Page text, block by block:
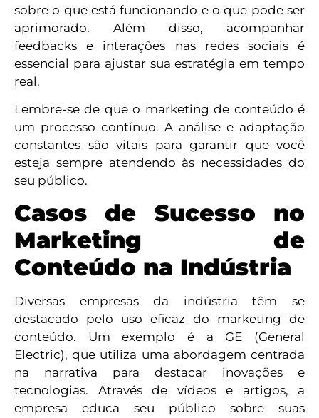
sobre o que está funcionando e o que pode ser
aprimorado. Além disso, acompanhar
feedbacks e interações nas redes sociais é
essencial para ajustar sua estratégia em tempo
real.
Lembre-se de que o marketing de conteúdo é
um processo contínuo. A análise e adaptação
constantes são vitais para garantir que você
esteja sempre atendendo às necessidades do
seu público.
Casos de Sucesso no
Marketing de
Conteúdo na Indústria
Diversas empresas da indústria têm se
destacado pelo uso eficaz do marketing de
conteúdo. Um exemplo é a GE (General
Electric), que utiliza uma abordagem centrada
na narrativa para destacar inovações e
tecnologias. Através de vídeos e artigos, a
empresa educa seu público sobre suas